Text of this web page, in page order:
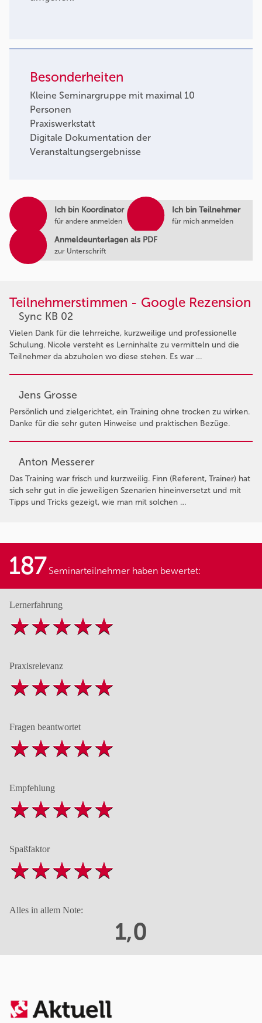
Ich bin Koordinator
für andere anmelden
Ich bin Teilnehmer
für mich anmelden
Anmeldeunterlagen als PDF
zur Unterschrift
Besonderheiten
Kleine Seminargruppe mit maximal 10
Personen
Praxiswerkstatt
Digitale Dokumentation der
Veranstaltungsergebnisse
Teilnehmerstimmen - Google Rezension
Sync KB 02
Vielen Dank für die lehrreiche, kurzweilige und professionelle
Schulung. Nicole versteht es Lerninhalte zu vermitteln und die
Teilnehmer da abzuholen wo diese stehen. Es war …
Jens Grosse
Persönlich und zielgerichtet, ein Training ohne trocken zu wirken.
Danke für die sehr guten Hinweise und praktischen Bezüge.
Anton Messerer
Das Training war frisch und kurzweilig. Finn (Referent, Trainer) hat
sich sehr gut in die jeweiligen Szenarien hineinversetzt und mit
Tipps und Tricks gezeigt, wie man mit solchen …
187 Seminarteilnehmer haben bewertet:
Lernerfahrung
Praxisrelevanz
Fragen beantwortet
Empfehlung
Spaßfaktor
Alles in allem Note:
1,0